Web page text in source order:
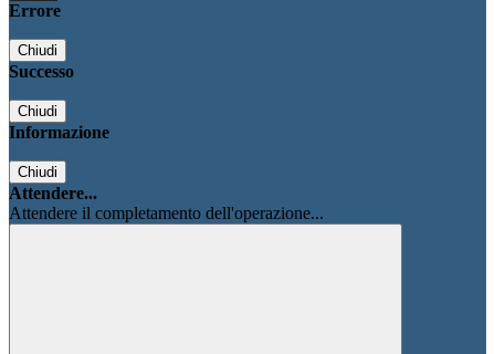
Errore
Chiudi
Successo
Chiudi
Informazione
Chiudi
Attendere...
Attendere il completamento dell'operazione...